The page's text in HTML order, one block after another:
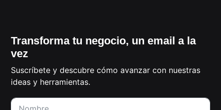
Transforma tu negocio, un email a la
vez
Suscríbete y descubre cómo avanzar con nuestras
ideas y herramientas.